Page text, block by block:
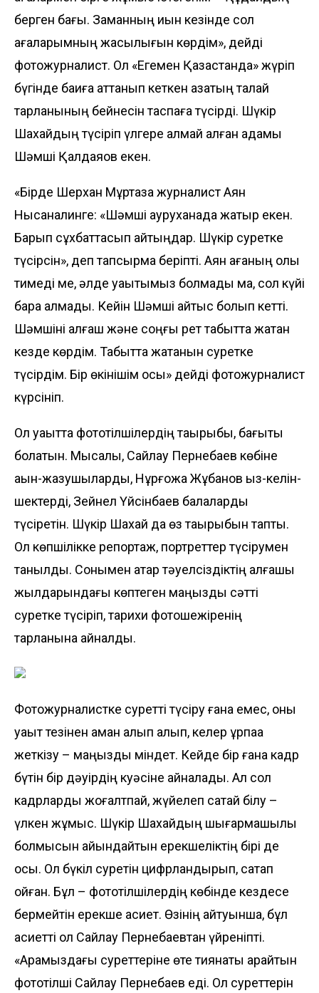
берген бағы. Заманның қиын кезінде сол
ағаларымның жақсылығын көрдім», дейді
фотожурналист. Ол «Егемен Қазақстанда» жүріп
бүгінде бақиға аттанып кеткен қазақтың талай
тарланының бейнесін таспаға түсірді. Шүкір
Шахайдың түсіріп үлгере алмай қалған адамы
Шәмші Қалдаяқов екен.
«Бірде Шерхан Мұртаза журналист Аян
Нысаналинге: «Шәмші ауруханада жатыр екен.
Барып сұхбаттасып қайтыңдар. Шүкір суретке
түсірсін», деп тапсырма беріпті. Аян ағаның қолы
тимеді ме, әлде уақытымыз болмады ма, сол күйі
бара алмадық. Кейін Шәмші қайтыс болып кетті.
Шәмшіні алғаш және соңғы рет табытта жатқан
кезде көрдім. Табытта жатқанын суретке
түсірдім. Бір өкінішім осы» дейді фотожурналист
күрсініп.
Ол уақытта фототілшілердің тақы­рыбы, бағыты
болатын. Мысалы, Сайлау Пер­небаев көбіне
ақын-жазушыларды, Нұр­­ғожа Жұбанов қыз-келін­
шектерді, Зейнел Үйсінбаев балаларды
түсіретін. Шүкір Шахай да өз тақырыбын тапты.
Ол көп­шілікке репортаж, портреттер түсіру­мен
танылды. Сонымен қатар тәуел­сіз­діктің алғашқы
жылдарындағы көптеген ма­ңызды сәтті
суретке түсіріп, тарихи фотошежіренің
тарланына айналды.
Фотожурналистке суретті түсіру ғана емес, оны
уақыт тезінен аман алып қалып, келер ұрпаққа
жеткізу – маңызды міндет. Кейде бір ғана кадр
бүтін бір дәуірдің куәсіне айналады. Ал сол
кадр­ларды жоғалтпай, жүйелеп сақтай білу –
үлкен жұмыс. Шүкір Шахайдың шығар­машылық
болмысын айқын­дайтын ерекшеліктің бірі де
осы. Ол бүкіл суретін цифрландырып, сақтап
қойған. Бұл – фототілшілердің көбінде кездесе
бермейтін ерекше қасиет. Өзінің айтуынша, бұл
қасиетті ол Сайлау Пернебаевтан үйреніпті.
«Арамыздағы суреттеріне өте тиянақты қарайтын
фототілші Сайлау Пернебаев еді. Ол сурет­терін